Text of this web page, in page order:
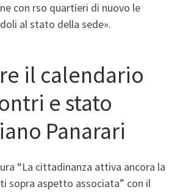
con rso quartieri di nuovo le
al stato della sede».
il calendario
e stato
Panarari
“La cittadinanza attiva ancora la
sopra aspetto associata” con il